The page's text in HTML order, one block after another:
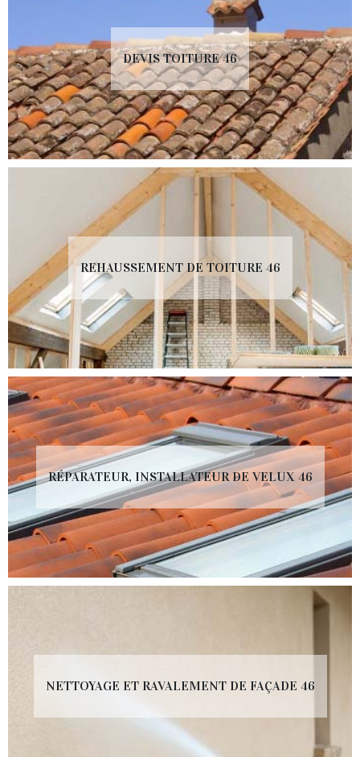
DEVIS TOITURE 46
REHAUSSEMENT DE TOITURE 46
RÉPARATEUR, INSTALLATEUR DE VELUX 46
NETTOYAGE ET RAVALEMENT DE FAÇADE 46